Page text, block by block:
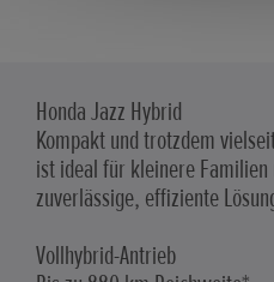
Honda Jazz Hybrid
Kompakt und trotzdem
ist ideal für kleinere
zuverlässige, effiziente
Vollhybrid-Antrieb